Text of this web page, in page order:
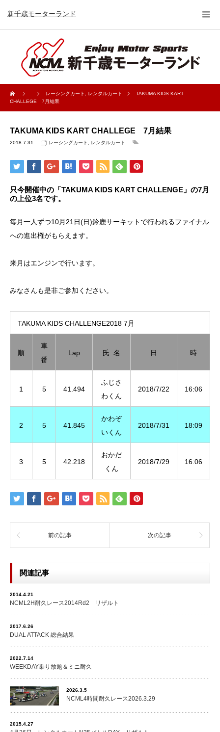
新千歳モーターランド
レーシングカート レンタルカート
TAKUMA KIDS KART
CHALLEGE 7月結果
TAKUMA KIDS KART CHALLEGE 7月結果
2018.7.31 レーシングカート レンタルカート
只今開催中の「TAKUMA KIDS KART CHALLENGE」の7月
の上位3名です。
毎月一人ずつ10月21日(日)鈴鹿サーキットで行われるファイナル
への進出権がもらえます。
来月はエンジンで行います。
みなさんも是非ご参加ください。
TAKUMA KIDS CHALLENGE2018 7月
順
車
番
Lap 氏 名 日 時
1 5 41.494
ふじさ
わくん
2018/7/22 16:06
2 5 41.845
かわぞ
いくん
2018/7/31 18:09
3 5 42.218
おかだ
くん
2018/7/29 16:06
前の記事 次の記事
関連記事
2014.4.21
NCML2H耐久レース2014Rd2 リザルト
2017.6.26
DUAL ATTACK 総合結果
2022.7.14
WEEKDAY乗り放題＆ミニ耐久
2026.3.5
NCML4時間耐久レース2026.3.29
2015.4.27